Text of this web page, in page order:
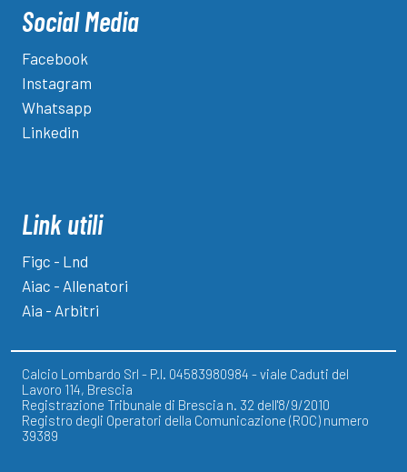
Social Media
Facebook
Instagram
Whatsapp
Linkedin
Link utili
Figc - Lnd
Aiac - Allenatori
Aia - Arbitri
Calcio Lombardo Srl - P.I. 04583980984 - viale Caduti del
Lavoro 114, Brescia
Registrazione Tribunale di Brescia n. 32 dell'8/9/2010
Registro degli Operatori della Comunicazione (ROC) numero
39389